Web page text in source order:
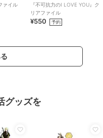
ァイル
『不可抗力のI LOVE YOU』ク
リアファイル
¥550 予約
グッズを